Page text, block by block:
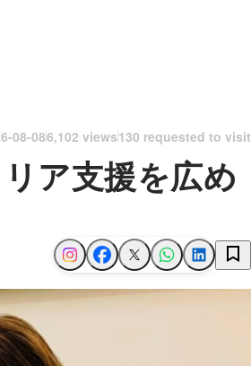
08-086,102 views130 requested to visit
ア支援を広め